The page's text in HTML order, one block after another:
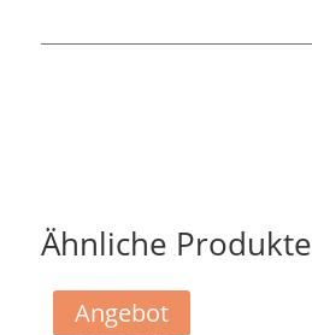
Ähnliche Produkte
Angebot